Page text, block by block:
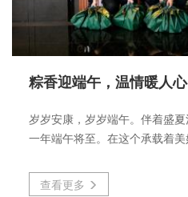
岁岁安康，岁岁端午。伴着盛
一年端午将至。在这个承载着美
查看更多